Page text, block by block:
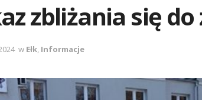
zbliżania się
w Ełk, Informacje